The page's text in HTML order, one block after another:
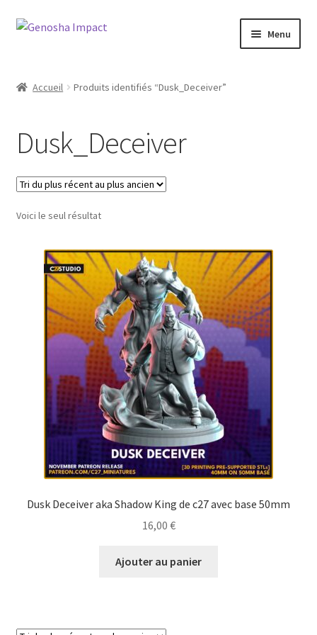
Aller
navigation
Aller
Menu
Checkout
My account
Shop
Wishlist
Accueil Produits identifiés “Dusk_Deceiver”
Dusk_Deceiver
Voici le seul résultat
Dusk Deceiver aka Shadow King de c27 avec base 50mm
16,00 €
Ajouter au panier